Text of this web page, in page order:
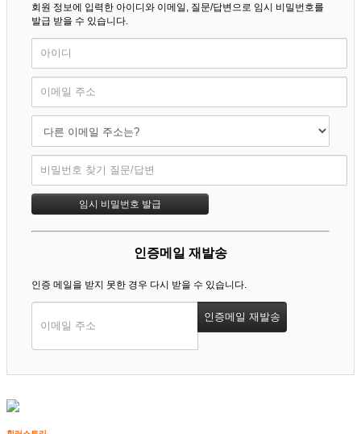
회원 정보에 입력한 아이디와 이메일, 질문/답변으로 임시 비밀번호를
발급 받을 수 있습니다.
인증메일 재발송
인증 메일을 받지 못한 경우 다시 받을 수 있습니다.